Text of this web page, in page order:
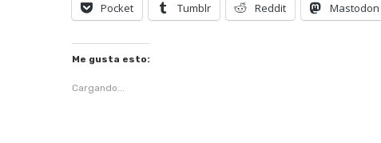
Pocket Tumblr Reddit Mastodon
Me gusta esto:
Cargando...